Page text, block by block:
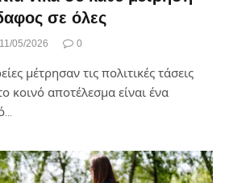
σε όλες
11/05/2026 0
μέτρησαν τις πολιτικές τάσεις
κοινό αποτέλεσμα είναι ένα